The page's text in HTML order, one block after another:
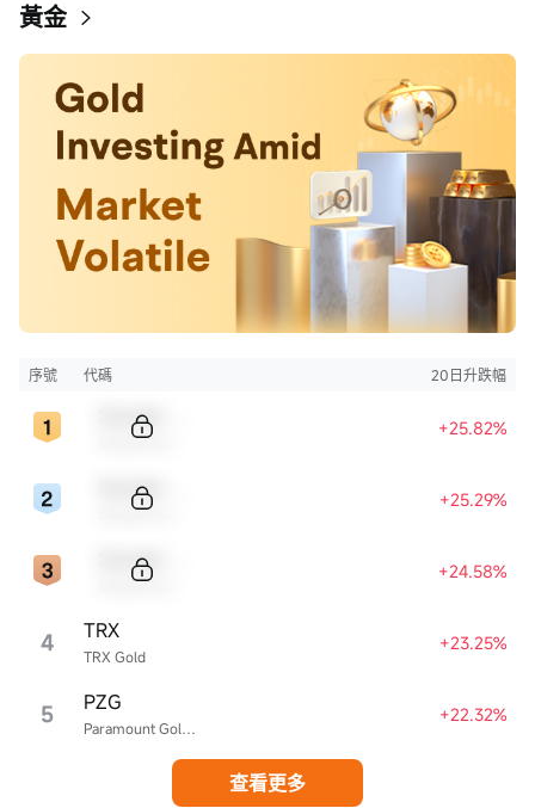
黃金
序號 代碼 20日升跌幅
+25.82%
+25.29%
+24.58%
4 TRX Gold
TRX +23.25%
5 Paramount Gold Nevada
PZG +22.32%
查看更多